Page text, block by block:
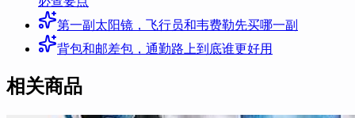
第一副太阳镜，飞行员和韦费勒先买哪一副
背包和邮差包，通勤路上到底谁更好用
相关商品